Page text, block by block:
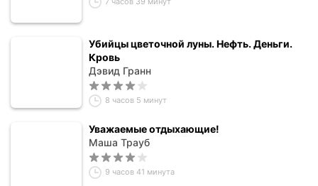
Убийцы цветочной луны. Нефть. Деньги.
Кровь
Дэвид Гранн
8 часов 5 минут
Уважаемые отдыхающие!
Маша Трауб
9 часов 41 минута